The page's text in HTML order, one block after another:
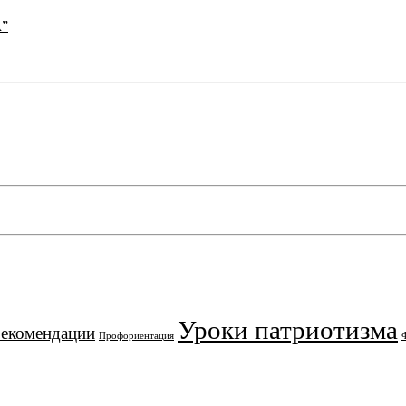
Профориентация Уроки патриотизма